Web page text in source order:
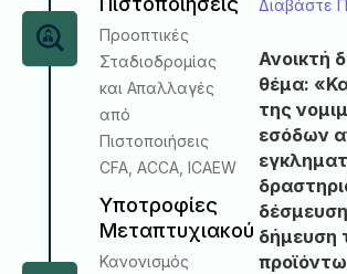
Προοπτικές
Σταδιοδρομίας
και Απαλλαγές
από
Πιστοποιήσεις
CFA, ACCA, ICAEW
Υποτροφίες
Μεταπτυχιακού
Κανονισμός
Διαβάστε
Ανοικτή
θέμα:
της
εσόδων
δήμευση